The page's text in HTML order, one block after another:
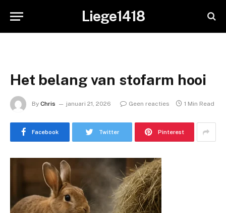
Liege1418
Het belang van stofarm hooi
By Chris januari 21, 2026 Geen reacties 1 Min Read
Facebook Twitter Pinterest